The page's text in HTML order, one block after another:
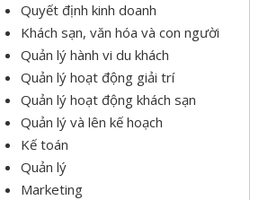
Quyết định kinh doanh
Khách sạn, văn hóa và con người
Quản lý hành vi du khách
Quản lý hoạt động giải trí
Quản lý hoạt động khách sạn
Quản lý và lên kế hoạch
Kế toán
Quản lý
Marketing